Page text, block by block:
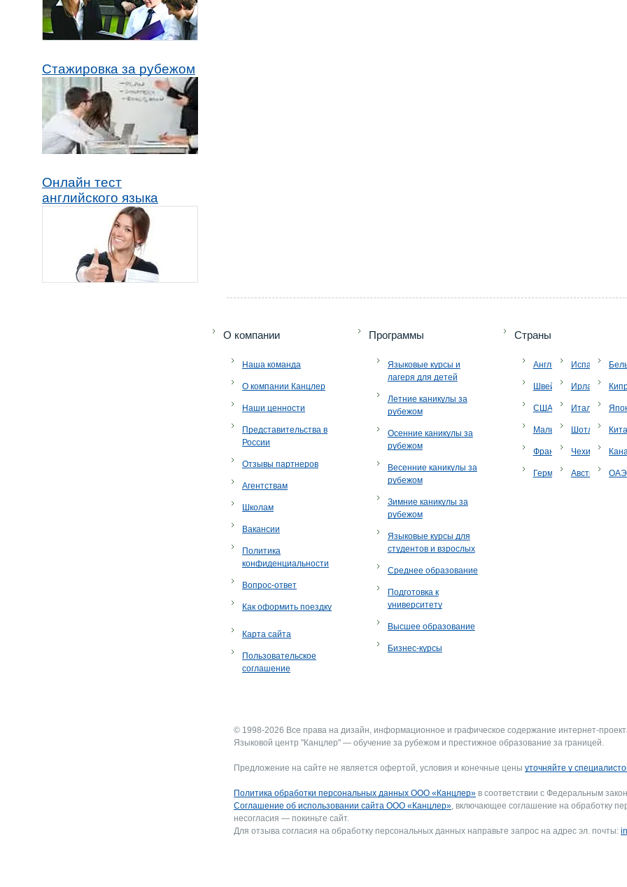
Стажировка за рубежом
Онлайн тест
английского языка
O компании
Наша команда
О компании Канцлер
Наши ценности
Представительства в
России
Отзывы партнеров
Агентствам
Школам
Вакансии
Политика
конфиденциальности
Вопрос-ответ
Как оформить поездку
Карта сайта
Пользовательское
соглашение
Программы
Языковые курсы и
лагеря для детей
Летние каникулы за
рубежом
Осенние каникулы за
рубежом
Весенние каникулы за
рубежом
Зимние каникулы за
рубежом
Языковые курсы для
студентов и взрослых
Среднее образование
Подготовка к
университету
Высшее образование
Бизнес-курсы
Страны
Англия
Швейцария
США
Мальта
Франция
Германия
Испания
Ирландия
Италия
Шотландия
Чехия
Австрия
Кипр
ОАЭ
© 1998-2026 Все права на дизайн, информационное и графическое содержание интернет-
Языковой центр "Канцлер" — обучение за рубежом и престижное образование за границей.
Предложение на сайте не является офертой, условия и конечные цены уточняйте у
Политика обработки персональных данных ООО «Канцлер» в соответствии с Федеральным
Соглашение об использовании сайта ООО «Канцлер», включающее соглашение на обработку
несогласия — покиньте сайт.
Для отзыва согласия на обработку персональных данных направьте запрос на адрес эл. почты: